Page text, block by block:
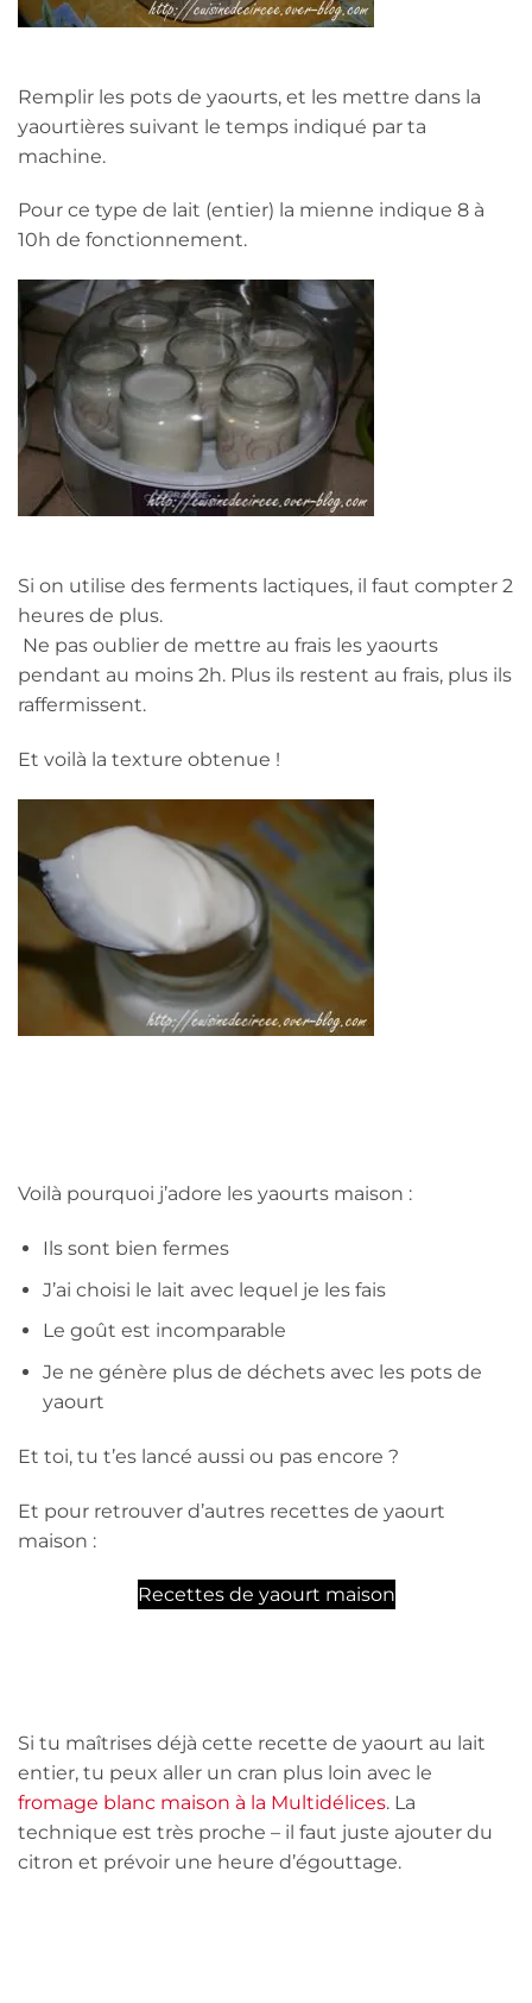
Remplir les pots de yaourts, et les mettre dans la
yaourtières suivant le temps indiqué par ta
machine.
Pour ce type de lait (entier) la mienne indique 8 à
10h de fonctionnement.
Si on utilise des ferments lactiques, il faut compter 2
heures de plus.
Ne pas oublier de mettre au frais les yaourts
pendant au moins 2h. Plus ils restent au frais, plus ils
raffermissent.
Et voilà la texture obtenue !
Voilà pourquoi j’adore les yaourts maison :
Ils sont bien fermes
J’ai choisi le lait avec lequel je les fais
Le goût est incomparable
Je ne génère plus de déchets avec les pots de
yaourt
Et toi, tu t’es lancé aussi ou pas encore ?
Et pour retrouver d’autres recettes de yaourt
maison :
Recettes de yaourt maison
Si tu maîtrises déjà cette recette de yaourt au lait
entier, tu peux aller un cran plus loin avec le
fromage blanc maison à la Multidélices. La
technique est très proche – il faut juste ajouter du
citron et prévoir une heure d’égouttage.